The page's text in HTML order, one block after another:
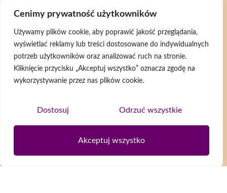
Cenimy prywatność użytkowników
Używamy plików cookie, aby poprawić jakość przeglądania,
wyświetlać reklamy lub treści dostosowane do indywidualnych
potrzeb użytkowników oraz analizować ruch na stronie.
Kliknięcie przycisku „Akceptuj wszystko” oznacza zgodę na
wykorzystywanie przez nas plików cookie.
Dostosuj Odrzuć wszystkie
Akceptuj wszystko
Social media
naszaszkapaorg
naszaszkapa
@naszaszkapa